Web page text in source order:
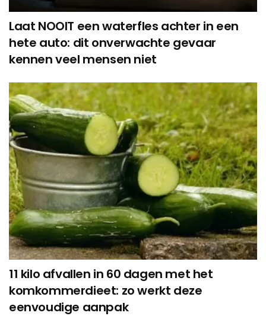
Laat NOOIT een waterfles achter in een
hete auto: dit onverwachte gevaar
kennen veel mensen niet
11 kilo afvallen in 60 dagen met het
komkommerdieet: zo werkt deze
eenvoudige aanpak